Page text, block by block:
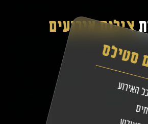
צילום אירועים
סטילס
האירוע